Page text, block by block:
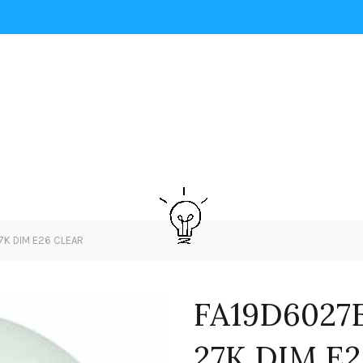
DIM E26 CLEAR